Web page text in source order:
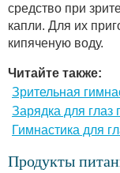
средство при
капли. Для их
кипяченую воду.
Читайте также:
Зрительная
Зарядка для глаз
Гимнастика для
Продукты